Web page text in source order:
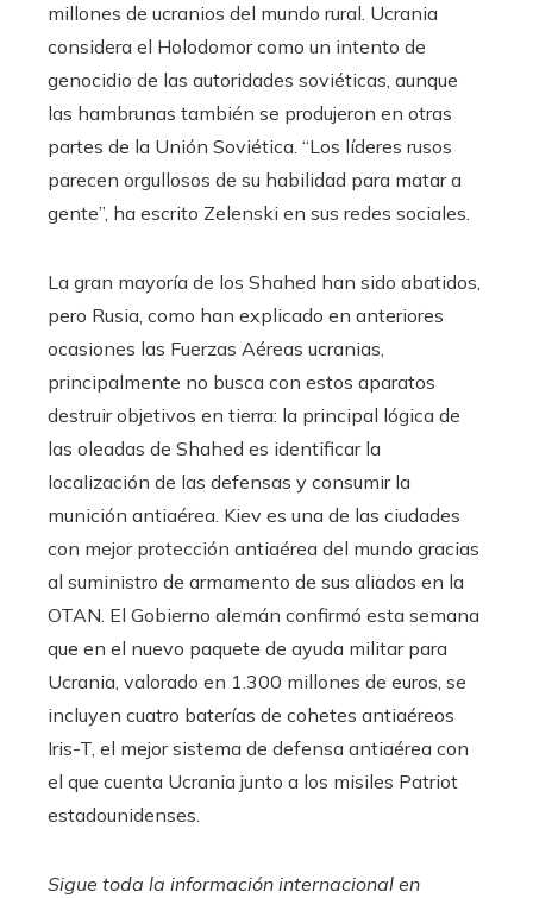
millones de ucranios del mundo rural. Ucrania
considera el Holodomor como un intento de
genocidio de las autoridades soviéticas, aunque
las hambrunas también se produjeron en otras
partes de la Unión Soviética. “Los líderes rusos
parecen orgullosos de su habilidad para matar a
gente”, ha escrito Zelenski en sus redes sociales.
La gran mayoría de los Shahed han sido abatidos,
pero Rusia, como han explicado en anteriores
ocasiones las Fuerzas Aéreas ucranias,
principalmente no busca con estos aparatos
destruir objetivos en tierra: la principal lógica de
las oleadas de Shahed es identificar la
localización de las defensas y consumir la
munición antiaérea. Kiev es una de las ciudades
con mejor protección antiaérea del mundo gracias
al suministro de armamento de sus aliados en la
OTAN. El Gobierno alemán confirmó esta semana
que en el nuevo paquete de ayuda militar para
Ucrania, valorado en 1.300 millones de euros, se
incluyen cuatro baterías de cohetes antiaéreos
Iris-T, el mejor sistema de defensa antiaérea con
el que cuenta Ucrania junto a los misiles Patriot
estadounidenses.
Sigue toda la información internacional en